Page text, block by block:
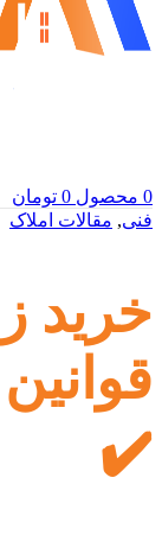
0 محصول 0 تومان
فنی, مقالات املاک
خرید
✔️